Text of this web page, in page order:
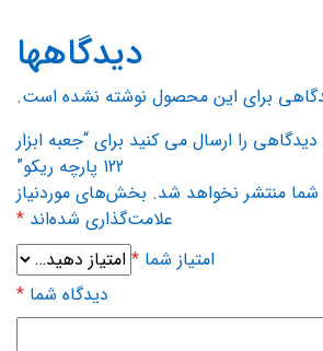
دیدگاهها
برای این محصول نوشته نشده است.
را ارسال می کنید برای “جعبه ابزار
122 پارچه ریکو”
شما منتشر نخواهد شد. بخش‌های موردنیاز
علامت‌گذاری شده‌اند *
امتیاز شما *
دیدگاه شما *